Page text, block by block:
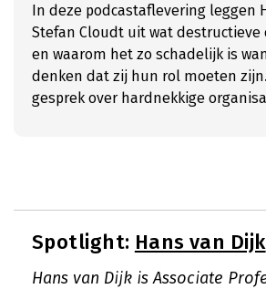
In deze podcastaflevering leggen
Stefan Cloudt uit wat destructieve
en waarom het zo schadelijk is
denken dat zij hun rol moeten
gesprek over hardnekkige
Spotlight: Hans van Dijk
Hans van Dijk is Associate